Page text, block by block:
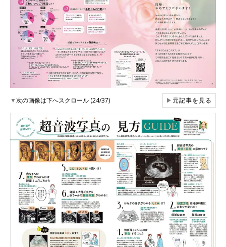
▼次の画像は下へスクロール (24/37) ▶元記事を見る